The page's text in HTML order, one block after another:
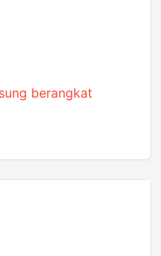
berangkat